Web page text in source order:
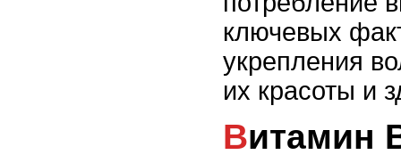
ключевых
укрепления
их красоты и
Витамин